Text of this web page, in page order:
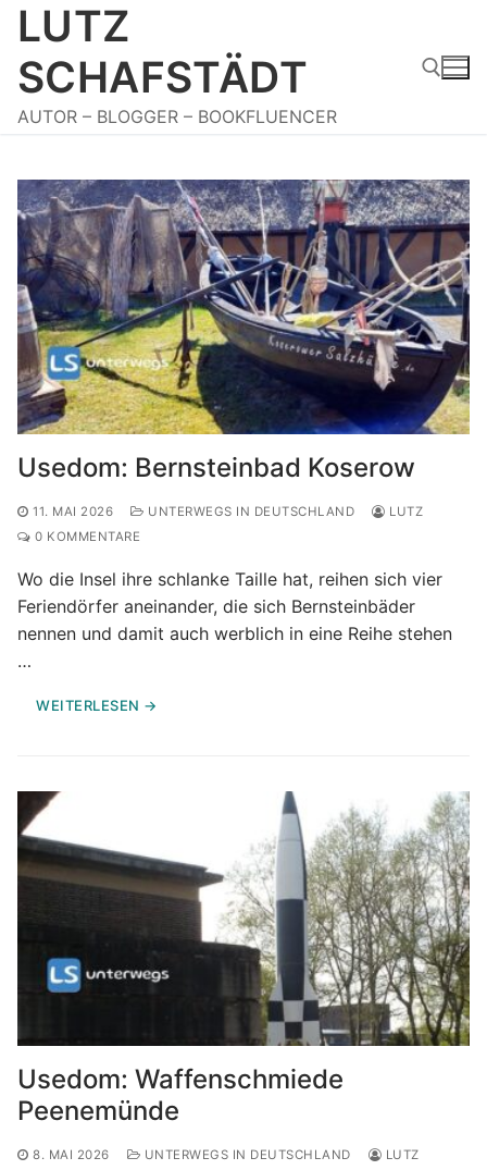
Zum
Inhalt
springen
LUTZ
SCHAFSTÄDT
AUTOR – BLOGGER – BOOKFLUENCER
Usedom: Bernsteinbad Koserow
11. MAI 2026 UNTERWEGS IN DEUTSCHLAND
LUTZ
0 KOMMENTARE
Wo die Insel ihre schlanke Taille hat, reihen sich vier
Feriendörfer aneinander, die sich Bernsteinbäder
nennen und damit auch werblich in eine Reihe stehen
…
WEITERLESEN →
Usedom: Waffenschmiede
Peenemünde
8. MAI 2026 UNTERWEGS IN DEUTSCHLAND
LUTZ